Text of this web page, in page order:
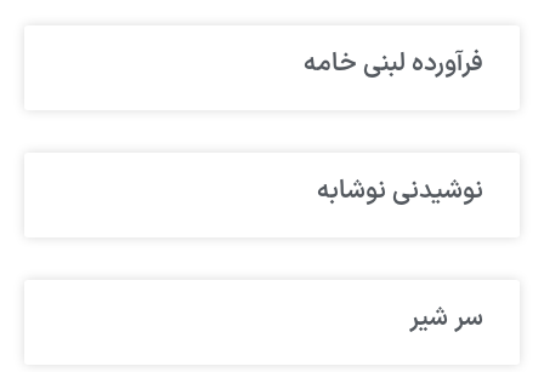
فرآورده لبنی خامه
نوشیدنی نوشابه
سر شیر